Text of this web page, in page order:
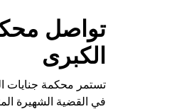
تواصل
الكبرى
تستمر محكمة جنايات